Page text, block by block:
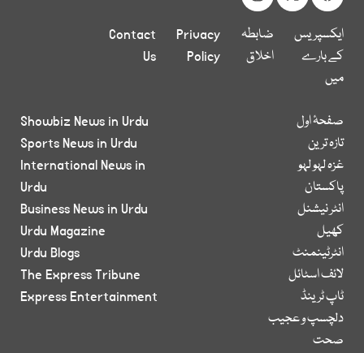
ایکسپریس
کے بارے
میں
ضابطہ
اخلاق
Privacy
Policy
Contact
Us
صفحۂ اول
تازہ ترین
غزہ لہو لہو
پاکستان
انٹر نیشنل
کھیل
انٹرٹینمنٹ
لائف اسٹائل
ٹاپ ٹرینڈ
دلچسپ و عجیب
صحت
Showbiz News in Urdu
Sports News in Urdu
International News in
Urdu
Business News in Urdu
Urdu Magazine
Urdu Blogs
The Express Tribune
Express Entertainment